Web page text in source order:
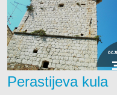
Perastijeva kula